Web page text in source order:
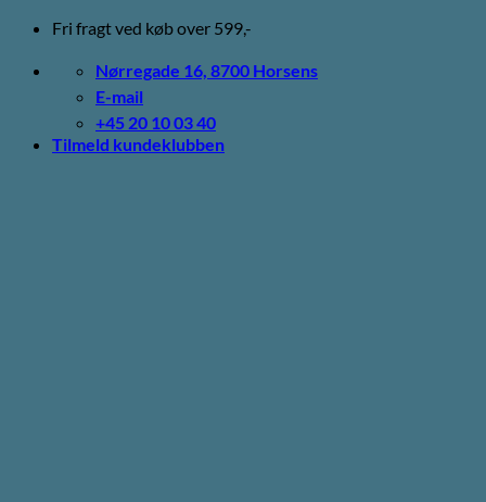
Fortsæt
indhold
Fri fragt ved køb over 599,-
Nørregade 16, 8700 Horsens
E-mail
+45 20 10 03 40
Tilmeld kundeklubben